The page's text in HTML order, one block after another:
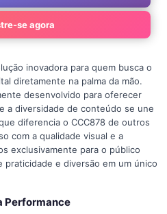
se agora
inovadora para quem busca o
diretamente na palma da mão.
desenvolvido para oferecer
a diversidade de conteúdo se une
diferencia o CCC878 de outros
com a qualidade visual e a
exclusivamente para o público
praticidade e diversão em um único
Performance